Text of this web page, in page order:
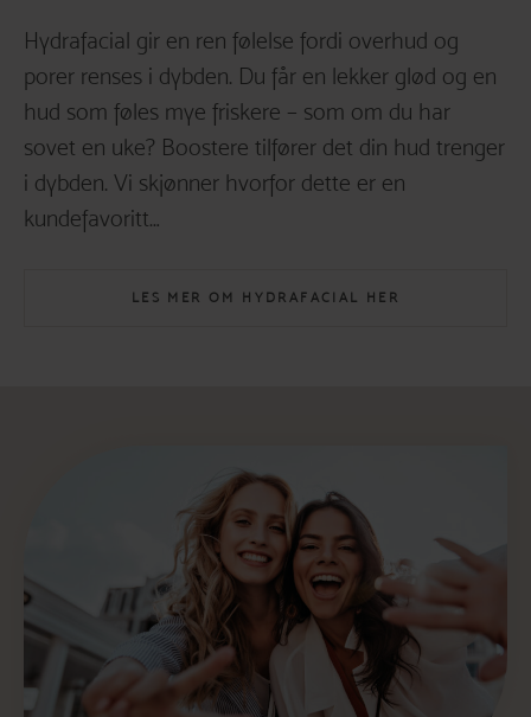
Hydrafacial gir en ren følelse fordi overhud og
porer renses i dybden. Du får en lekker glød og en
hud som føles mye friskere – som om du har
sovet en uke? Boostere tilfører det din hud trenger
i dybden. Vi skjønner hvorfor dette er en
kundefavoritt…
LES MER OM HYDRAFACIAL HER